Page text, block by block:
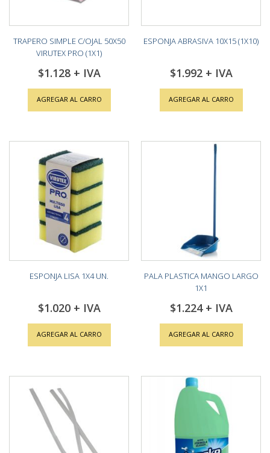
TRAPERO SIMPLE C/OJAL 50X50
VIRUTEX PRO (1X1)
$1.128
AGREGAR AL CARRO
ESPONJA ABRASIVA 10X15 (1X10)
$1.992
AGREGAR AL CARRO
ESPONJA LISA 1X4 UN.
$1.020
AGREGAR AL CARRO
PALA PLASTICA MANGO LARGO
1X1
$1.224
AGREGAR AL CARRO